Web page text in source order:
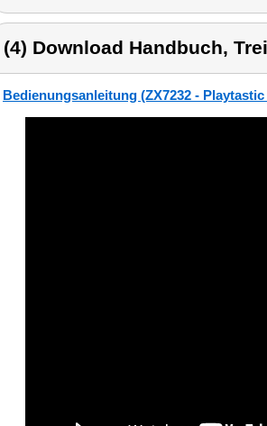
(4) Download Handbuch,
Bedienungsanleitung (ZX7232 -